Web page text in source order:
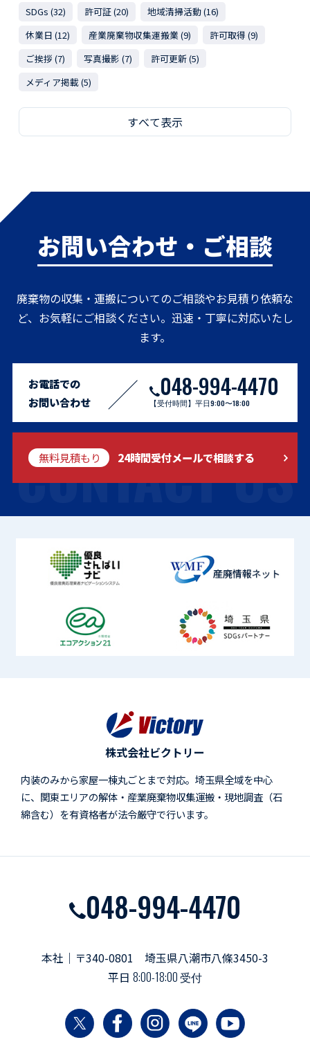
SDGs (32) 許可証 (20)
地域清掃活動 (16)
休業日 (12)
産業廃棄物収集運搬業 (9)
許可取得 (9)
ご挨拶 (7)
写真撮影 (7)
許可更新 (5)
メディア掲載 (5)
すべて表示
お問い合わせ・ご相談
廃棄物の収集・運搬についてのご相談やお見積り依頼な
ど、お気軽にご相談ください。迅速・丁寧に対応いたし
ます。
CONTACT US
お電話での
お問い合わせ
048-994-4470
【受付時間】平日9:00〜18:00
無料見積もり 24時間受付メールで相談する
株式会社ビクトリー
内装のみから家屋一棟丸ごとまで対応。埼玉県全域を中心
に、関東エリアの解体・産業廃棄物収集運搬・現地調査（石
綿含む）を有資格者が法令厳守で行います。
048-994-4470
本社｜〒340-0801 埼玉県八潮市八條3450-3
平日 8:00-18:00 受付